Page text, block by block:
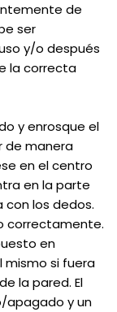
de
ser
y/o después
la correcta
y enrosque el
de manera
en el centro
en la parte
los dedos.
correctamente.
en
mismo si fuera
la pared. El
apagado y un